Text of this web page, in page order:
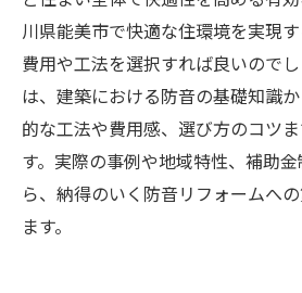
川県能美市で快適な住環境を実現
費用や工法を選択すれば良いので
は、建築における防音の基礎知識
的な工法や費用感、選び方のコツ
す。実際の事例や地域特性、補助
ら、納得のいく防音リフォームへ
ます。